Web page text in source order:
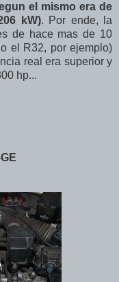
el mismo era de
kW). Por ende, la
de hace mas de 10
el R32, por ejemplo)
real era superior y
hp...